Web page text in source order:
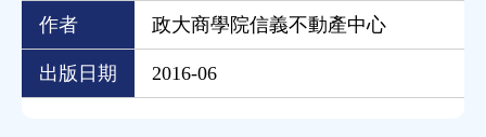
作者 政大商學院信義不動產中心
出版日期 2016-06